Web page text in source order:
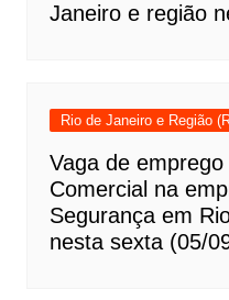
Janeiro e região
Rio de Janeiro e Região
Vaga de
Comercial na
Segurança em
nesta sexta (05/